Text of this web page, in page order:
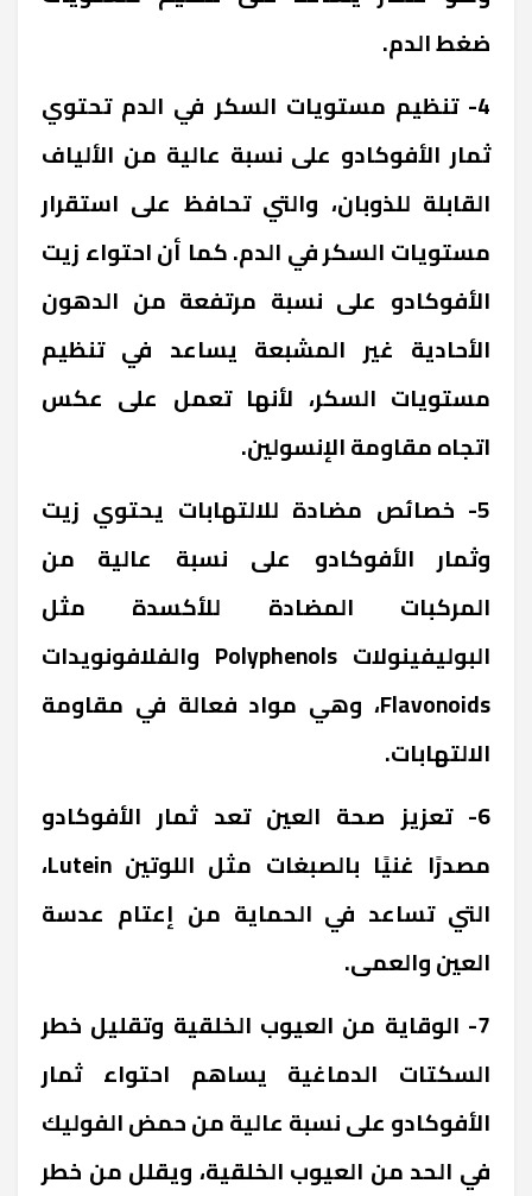
ضغط الدم.
4- تنظيم مستويات السكر في الدم تحتوي
ثمار الأفوكادو على نسبة عالية من الألياف
القابلة للذوبان، والتي تحافظ على استقرار
مستويات السكر في الدم. كما أن احتواء زيت
الأفوكادو على نسبة مرتفعة من الدهون
الأحادية غير المشبعة يساعد في تنظيم
مستويات السكر، لأنها تعمل على عكس
اتجاه مقاومة الإنسولين.
5- خصائص مضادة للالتهابات يحتوي زيت
وثمار الأفوكادو على نسبة عالية من
المركبات المضادة للأكسدة مثل
البوليفينولات Polyphenols والفلافونويدات
Flavonoids، وهي مواد فعالة في مقاومة
الالتهابات.
6- تعزيز صحة العين تعد ثمار الأفوكادو
مصدرًا غنيًا بالصبغات مثل اللوتين Lutein،
التي تساعد في الحماية من إعتام عدسة
العين والعمى.
7- الوقاية من العيوب الخلقية وتقليل خطر
السكتات الدماغية يساهم احتواء ثمار
الأفوكادو على نسبة عالية من حمض الفوليك
في الحد من العيوب الخلقية، ويقلل من خطر